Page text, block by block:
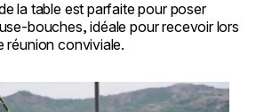
la table est parfaite pour poser
bouches, idéale pour recevoir lors
conviviale.